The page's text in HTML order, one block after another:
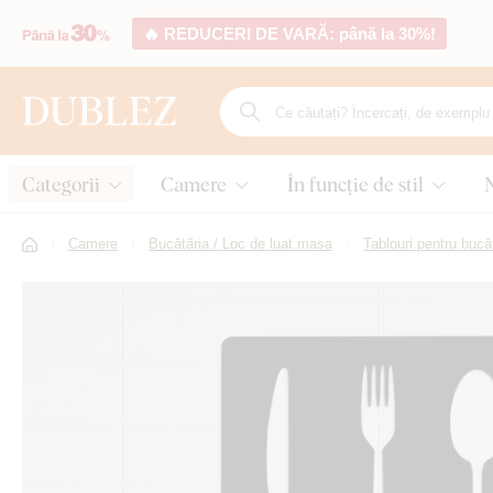
🔥 REDUCERI DE VARĂ: până la 30%!
Categorii Camere În funcție de stil
Camere Bucătăria / Loc de luat masa Tablouri pentru